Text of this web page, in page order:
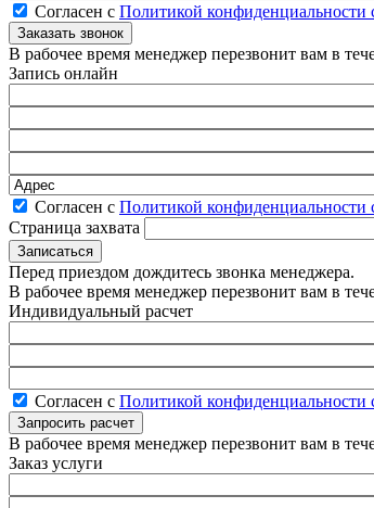
Согласен с Политикой конфиденциальности
В рабочее время менеджер перезвонит вам в
Запись онлайн
Согласен с Политикой конфиденциальности
Страница захвата
Перед приездом дождитесь звонка менеджера.
В рабочее время менеджер перезвонит вам в
Индивидуальный расчет
Согласен с Политикой конфиденциальности
В рабочее время менеджер перезвонит вам в
Заказ услуги